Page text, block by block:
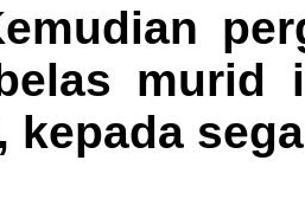
murid
kepada